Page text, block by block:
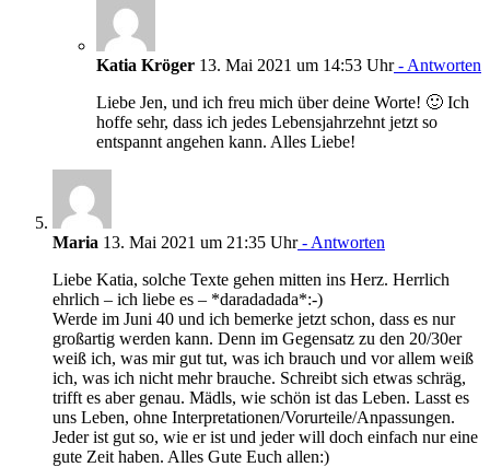
Katia Kröger 13. Mai 2021 um 14:53 Uhr- Antworten
Liebe Jen, und ich freu mich über deine Worte! 🙂 Ich
hoffe sehr, dass ich jedes Lebensjahrzehnt jetzt so
entspannt angehen kann. Alles Liebe!
Maria 13. Mai 2021 um 21:35 Uhr- Antworten
Liebe Katia, solche Texte gehen mitten ins Herz. Herrlich
ehrlich – ich liebe es – *daradadada*:-)
Werde im Juni 40 und ich bemerke jetzt schon, dass es nur
großartig werden kann. Denn im Gegensatz zu den 20/30er
weiß ich, was mir gut tut, was ich brauch und vor allem weiß
ich, was ich nicht mehr brauche. Schreibt sich etwas schräg,
trifft es aber genau. Mädls, wie schön ist das Leben. Lasst es
uns Leben, ohne Interpretationen/Vorurteile/Anpassungen.
Jeder ist gut so, wie er ist und jeder will doch einfach nur eine
gute Zeit haben. Alles Gute Euch allen:)